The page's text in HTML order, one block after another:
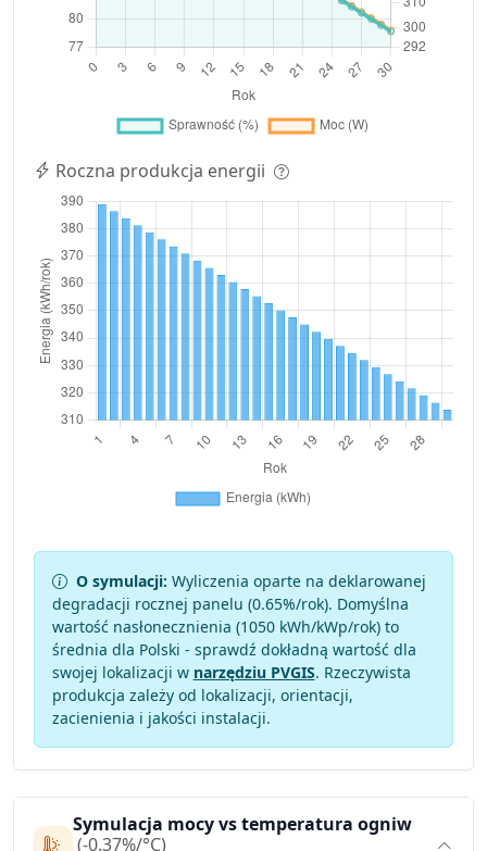
Roczna produkcja energii
O symulacji: Wyliczenia oparte na deklarowanej
degradacji rocznej panelu (0.65%/rok). Domyślna
wartość nasłonecznienia (1050 kWh/kWp/rok) to
średnia dla Polski - sprawdź dokładną wartość dla
swojej lokalizacji w narzędziu PVGIS. Rzeczywista
produkcja zależy od lokalizacji, orientacji,
zacienienia i jakości instalacji.
Symulacja mocy vs temperatura ogniw
(-0.37%/°C)